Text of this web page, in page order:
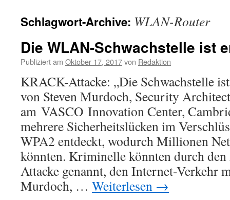
Schlagwort-Archive: WLAN-Router
Die WLAN-Schwachstelle ist
Publiziert am Oktober 17, 2017von Redaktion
KRACK-Attacke: „Die Schwachstelle
von Steven Murdoch, Security Architect
am VASCO Innovation Center,
mehrere Sicherheitslücken im
WPA2 entdeckt, wodurch Millionen
könnten. Kriminelle könnten durch
Attacke genannt, den Internet-Verkehr
Murdoch, … Weiterlesen →